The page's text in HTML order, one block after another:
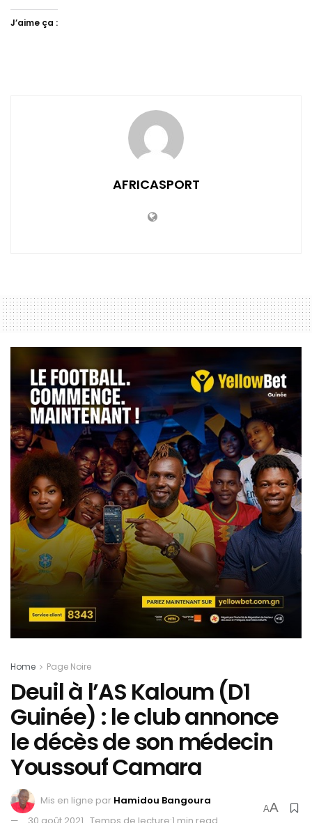
J’aime ça :
AFRICASPORT
Home Page Noire
Deuil à l’AS Kaloum (D1
Guinée) : le club annonce
le décès de son médecin
Youssouf Camara
Mis en ligne par Hamidou Bangoura
AA